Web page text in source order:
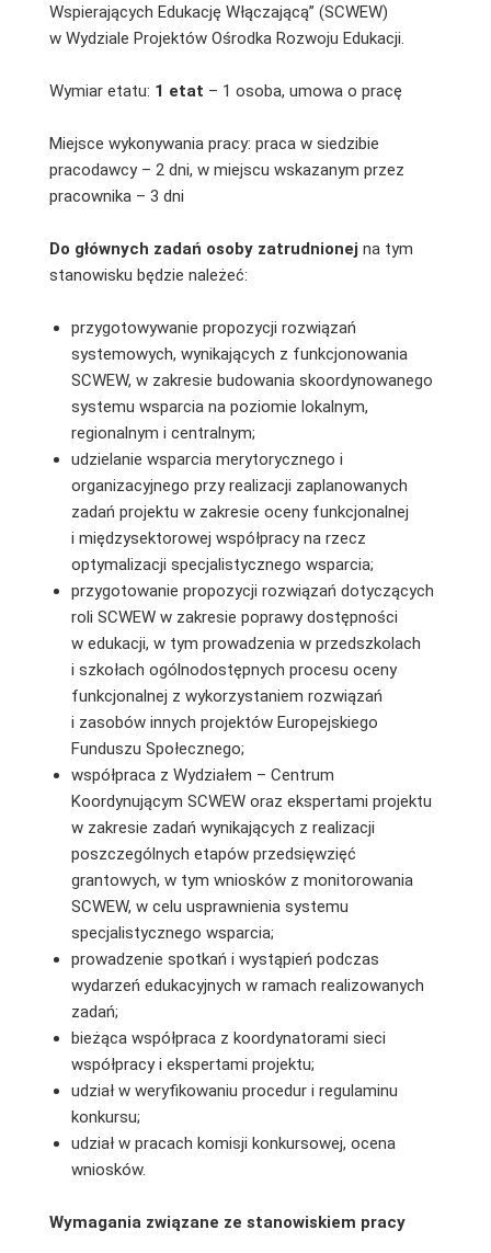
Wspierających Edukację Włączającą” (SCWEW)
w Wydziale Projektów Ośrodka Rozwoju Edukacji.
Wymiar etatu: 1 etat – 1 osoba, umowa o pracę
Miejsce wykonywania pracy: praca w siedzibie
pracodawcy – 2 dni, w miejscu wskazanym przez
pracownika – 3 dni
Do głównych zadań osoby zatrudnionej na tym
stanowisku będzie należeć:
przygotowywanie propozycji rozwiązań
systemowych, wynikających z funkcjonowania
SCWEW, w zakresie budowania skoordynowanego
systemu wsparcia na poziomie lokalnym,
regionalnym i centralnym;
udzielanie wsparcia merytorycznego i
organizacyjnego przy realizacji zaplanowanych
zadań projektu w zakresie oceny funkcjonalnej
i międzysektorowej współpracy na rzecz
optymalizacji specjalistycznego wsparcia;
przygotowanie propozycji rozwiązań dotyczących
roli SCWEW w zakresie poprawy dostępności
w edukacji, w tym prowadzenia w przedszkolach
i szkołach ogólnodostępnych procesu oceny
funkcjonalnej z wykorzystaniem rozwiązań
i zasobów innych projektów Europejskiego
Funduszu Społecznego;
współpraca z Wydziałem – Centrum
Koordynującym SCWEW oraz ekspertami projektu
w zakresie zadań wynikających z realizacji
poszczególnych etapów przedsięwzięć
grantowych, w tym wniosków z monitorowania
SCWEW, w celu usprawnienia systemu
specjalistycznego wsparcia;
prowadzenie spotkań i wystąpień podczas
wydarzeń edukacyjnych w ramach realizowanych
zadań;
bieżąca współpraca z koordynatorami sieci
współpracy i ekspertami projektu;
udział w weryfikowaniu procedur i regulaminu
konkursu;
udział w pracach komisji konkursowej, ocena
wniosków.
Wymagania związane ze stanowiskiem pracy